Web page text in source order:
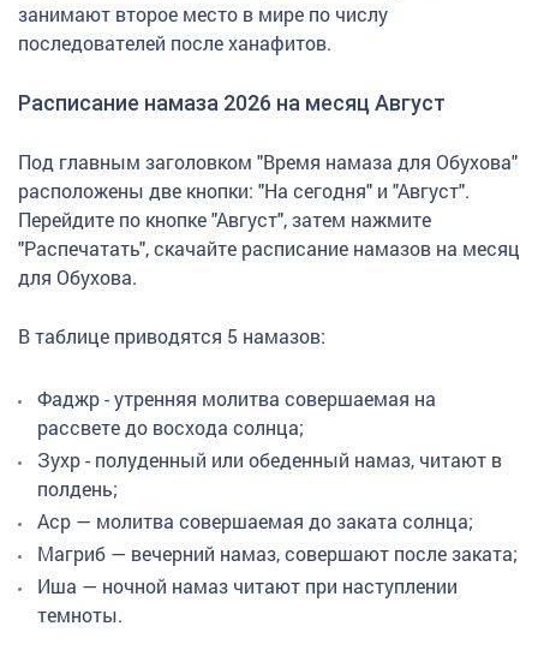
занимают второе место в мире по числу
последователей после ханафитов.
Расписание намаза 2026 на месяц Август
Под главным заголовком "Время намаза для Обухова"
расположены две кнопки: "На сегодня" и "Август".
Перейдите по кнопке "Август", затем нажмите
"Распечатать", скачайте расписание намазов на месяц
для Обухова.
В таблице приводятся 5 намазов:
Фаджр - утренняя молитва совершаемая на
рассвете до восхода солнца;
Зухр - полуденный или обеденный намаз, читают в
полдень;
Аср — молитва совершаемая до заката солнца;
Магриб — вечерний намаз, совершают после заката;
Иша — ночной намаз читают при наступлении
темноты.